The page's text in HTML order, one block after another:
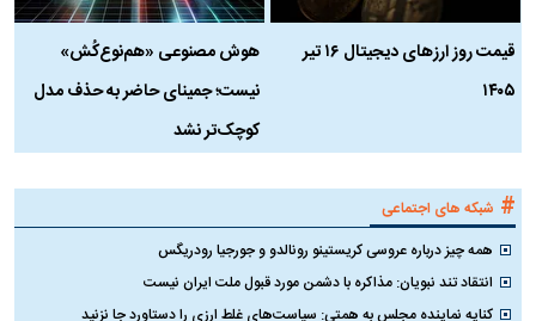
قیمت روز ارز‌های دیجیتال ۱۶ تیر
۱۴۰۵
هوش مصنوعی «هم‌نوع‌کُش»
نیست؛ جمینای حاضر به حذف مدل
کوچک‌تر نشد
# شبکه های اجتماعی
همه چیز درباره عروسی کریستینو رونالدو و جورجیا رودریگس
انتقاد تند نبویان: مذاکره با دشمن مورد قبول ملت ایران نیست
کنایه نماینده مجلس به همتی: سیاست‌های غلط ارزی را دستاورد جا نزنید